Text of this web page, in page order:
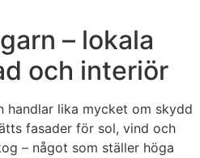
– lokala
och interiör
handlar lika mycket om skydd
fasader för sol, vind och
– något som ställer höga